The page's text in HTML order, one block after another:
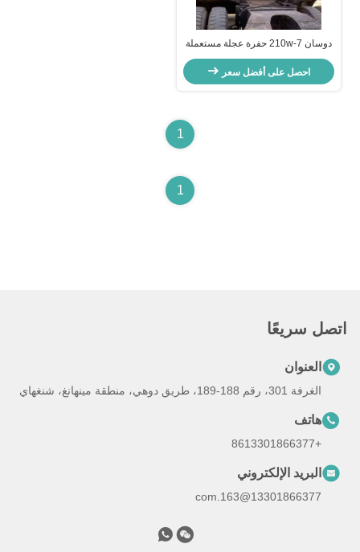
دوسان 210w-7 حفرة عجلة مستعملة
حفرة 115kW لصناعة التعدين
احصل على أفضل سعر
1
1
اتصل سريعًا
العنوان
الغرفة 301، رقم 188-189، طريق دوهي، منطقة مينهانغ، شنغهاي
هاتف
+8613301866377
البريد الإلكتروني
13301866377@163.com